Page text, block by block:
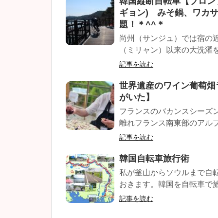
ギョン) みそ鍋、ワカ
題！＊^^＊
尚州（サンジュ）では宿の
（ミリャン）以来の大洗
記事を読む
世界遺産のワイン葡萄
がいた】
フランスのバカンスシーズ
離れフランス南東部のアル
記事を読む
韓国自転車旅行術
私が釜山からソウルまで自
おきます。韓国を自転車で
記事を読む